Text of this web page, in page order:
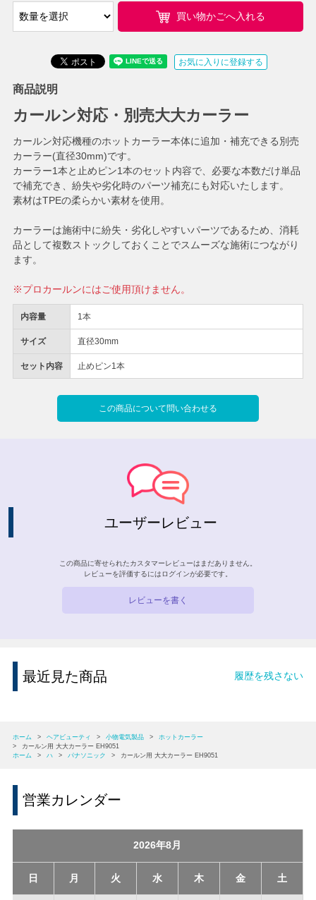
内容量 1本
サイズ 直径30mm
セット内容 止めピン1本
買い物かごへ入れる
お気に入りに登録する
この商品について問い合わせる
商品説明
カールン対応・別売大大カーラー
カールン対応機種のホットカーラー本体に追加・補充できる別売
カーラー(直径30mm)です。
カーラー1本と止めピン1本のセット内容で、必要な本数だけ単品
で補充でき、紛失や劣化時のパーツ補充にも対応いたします。
素材はTPEの柔らかい素材を使用。
カーラーは施術中に紛失・劣化しやすいパーツであるため、消耗
品として複数ストックしておくことでスムーズな施術につながり
ます。
※プロカールンにはご使用頂けません。
ユーザーレビュー
この商品に寄せられたカスタマーレビューはまだありません。
レビューを評価するには ログインが必要です。
レビューを書く
最近見た商品 履歴を残さない
ホーム > ヘアビューティ > 小物電気製品 >
ホットカーラー
>
カールン用 大大カーラー EH9051
ホーム
> ハ > パナソニック > カールン用 大大カーラー EH9051
営業カレンダー
2026年8月
日 月 火 水 木 金 土